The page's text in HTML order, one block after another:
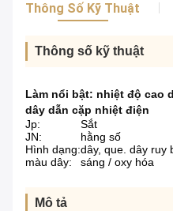
Thông Số Kỹ Thuật
Thông số kỹ thuật
Làm nổi bật: nhiệt độ cao
dây dẫn cặp nhiệt điện
Jp:
Sắt
JN:
hằng số
Hình dạng:dây, que. dây ruy
màu dây:
sáng / oxy hóa
Mô tả